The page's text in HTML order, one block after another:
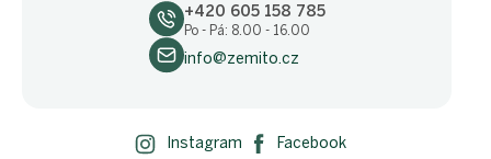
+420 605 158 785
Po - Pá: 8.00 - 16.00
info@zemito.cz
Instagram Facebook